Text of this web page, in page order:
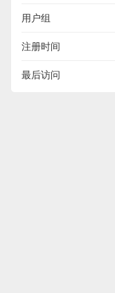
用户组
注册时间
最后访问